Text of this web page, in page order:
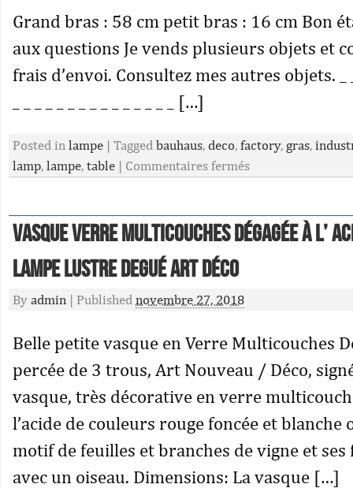
Grand bras : 58 cm petit bras : 16 cm Bon
aux questions Je vends plusieurs objets et
frais d’envoi. Consultez mes autres objets. _ _
_ _ _ _ _ _ _ _ _ _ _ _ _ _ _ […]
Posted in lampe | Tagged bauhaus, deco, factory, gras,
lamp, lampe, table | Commentaires fermés
Vasque Verre Multicouches Dégagée à l’
Lampe Lustre Degué Art Déco
By admin | Published novembre 27, 2018
Belle petite vasque en Verre Multicouches
percée de 3 trous, Art Nouveau / Déco,
vasque, très décorative en verre
l’acide de couleurs rouge foncée et blanche
motif de feuilles et branches de vigne et
avec un oiseau. Dimensions: La vasque […]